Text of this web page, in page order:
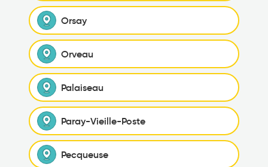
Orsay
Orveau
Palaiseau
Paray-Vieille-Poste
Pecqueuse